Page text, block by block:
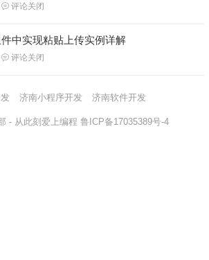
评论关闭
中实现粘贴上传实例详解
评论关闭
济南小程序开发 济南软件开发
- 从此刻爱上编程 鲁ICP备17035389号-4